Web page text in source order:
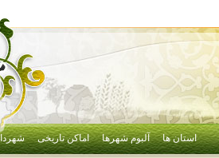
استان ها آلبوم شهرها اماکن تاریخی